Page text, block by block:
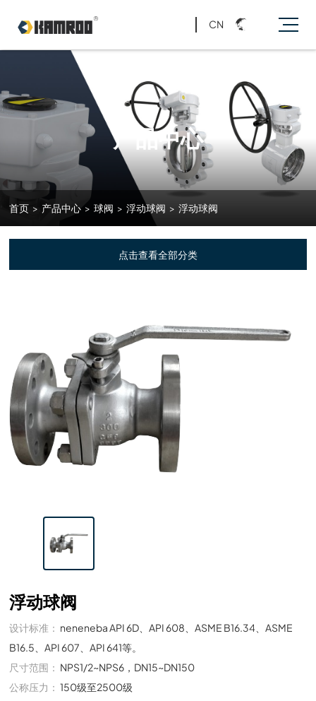
CN
产品中心
首页 > 产品中心 > 球阀 > 浮动球阀 > 浮动球阀
点击查看全部分类
浮动球阀
设计标准： neneneba API 6D、API 608、ASME B16.34、ASME
B16.5、API 607、API 641等。
尺寸范围： NPS1/2~NPS6，DN15~DN150
公称压力： 150级至2500级